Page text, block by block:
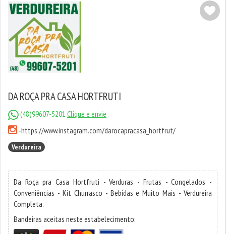
DA ROÇA PRA CASA HORTFRUTI
(48)99607-5201 Clique e envie
-https://www.instagram.com/darocapracasa_hortfrut/
Verdureira
Da Roça pra Casa Hortfruti - Verduras - Frutas - Congelados -
Conveniências - Kit Churrasco - Bebidas e Muito Mais - Verdureira
Completa.
Bandeiras aceitas neste estabelecimento: